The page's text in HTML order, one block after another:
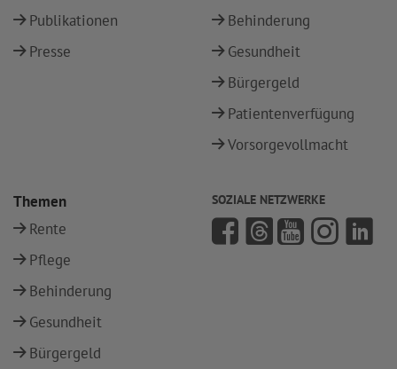
Publikationen
Presse
Behinderung
Gesundheit
Bürgergeld
Patientenverfügung
Vorsorgevollmacht
Themen
Rente
Pflege
Behinderung
Gesundheit
Bürgergeld
SOZIALE NETZWERKE